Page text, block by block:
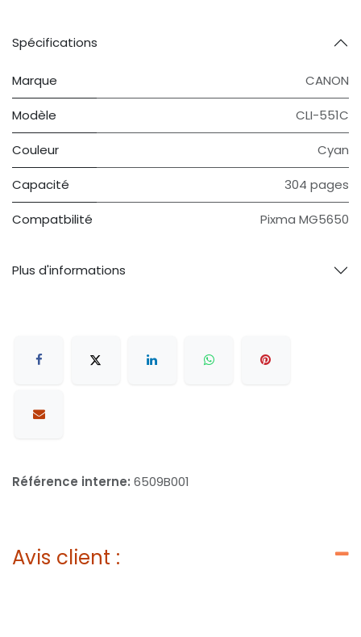
Spécifications
Marque CANON
Modèle CLI-551C
Couleur Cyan
Capacité 304 pages
Compatbilité Pixma MG5650
Plus d'informations
Référence interne: 6509B001
Avis client :